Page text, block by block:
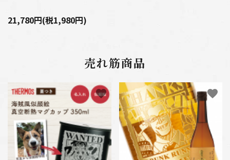
21,780円(税1,980円)
売れ筋商品
favorite favorite